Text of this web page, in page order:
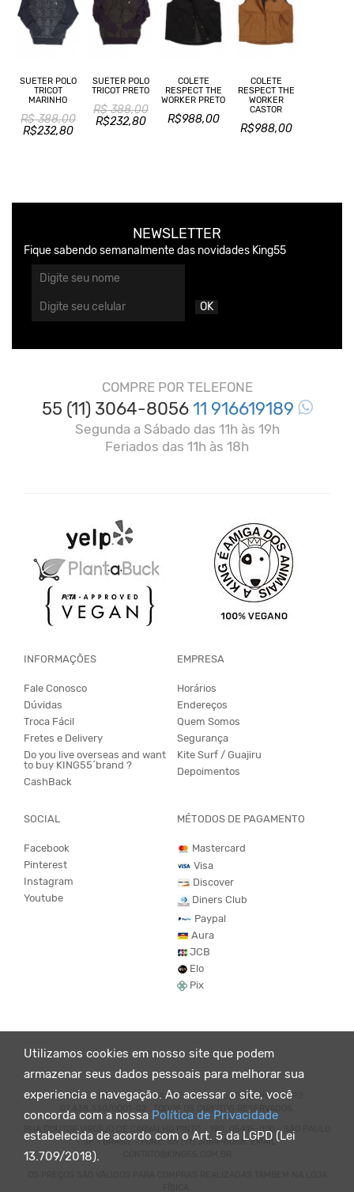
SUETER POLO
TRICOT
MARINHO
R$ 388,00
R$232,80
SUETER POLO
TRICOT PRETO
R$ 388,00
R$232,80
COLETE
RESPECT THE
WORKER PRETO
R$988,00
COLETE
RESPECT THE
WORKER
CASTOR
R$988,00
Utilizamos cookies em nosso site que podem
armazenar seus dados pessoais para melhorar sua
experiencia e navegação. Ao acessar o site, você
concorda com a nossa Política de Privacidade
estabelecida de acordo com o Art. 5 da LGPD (Lei
13.709/2018).
NEWSLETTER
Fique sabendo semanalmente das novidades King55
OK
COMPRE POR TELEFONE
55 (11) 3064-805611 916619189
Segunda a Sábado das 11h às 19h
Feriados das 11h às 18h
INFORMAÇÕES
Fale Conosco
Dúvidas
Troca Fácil
Fretes e Delivery
Do you live overseas and want
to buy KING55´brand ?
CashBack
EMPRESA
Horários
Endereços
Quem Somos
Segurança
Kite Surf / Guajiru
Depoimentos
SOCIAL
Facebook
Pinterest
Instagram
Youtube
MÉTODOS DE PAGAMENTO
Mastercard
Visa
Discover
Diners Club
Paypal
Aura
JCB
Elo
Pix
© KING55 - LOJA DE ROUPAS VEGANO E SUSTENTÁVEL. CNPJ:
07.438.330/0001-02 . TODOS OS DIREITOS RESERVADOS.
RUA DOUTOR VIRGÍLIO DE CARVALHO PINTO - 190, 05415-020 - SÃO PAULO
- SP - BRASIL - FONE: 55 (11) 3064-8056. EMAIL: